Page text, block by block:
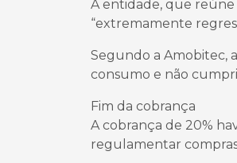
A entidade, que reúne
“extremamente
Segundo a Amobitec,
consumo e não
Fim da cobrança
A cobrança de 20%
regulamentar